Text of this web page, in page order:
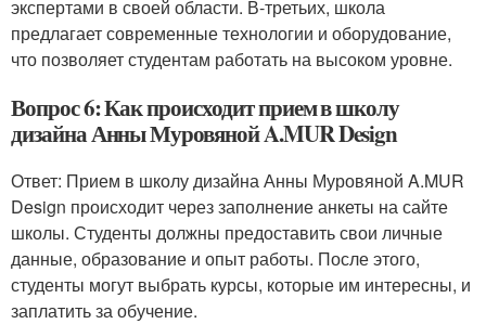
экспертами в своей области. В-третьих, школа
предлагает современные технологии и оборудование,
что позволяет студентам работать на высоком уровне.
Вопрос 6: Как происходит прием в школу
дизайна Анны Муровяной A.MUR Design
Ответ: Прием в школу дизайна Анны Муровяной A.MUR
Design происходит через заполнение анкеты на сайте
школы. Студенты должны предоставить свои личные
данные, образование и опыт работы. После этого,
студенты могут выбрать курсы, которые им интересны, и
заплатить за обучение.